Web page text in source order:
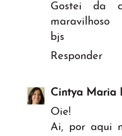
Gostei da
maravilhoso
bjs
Responder
Cintya Maria
Oie!
Ai, por aqui